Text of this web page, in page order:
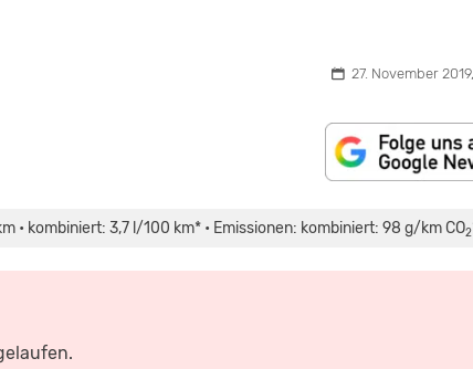
27. November
• kombiniert: 3,7 l/100 km* • Emissionen: kombiniert: 98 g/km CO2